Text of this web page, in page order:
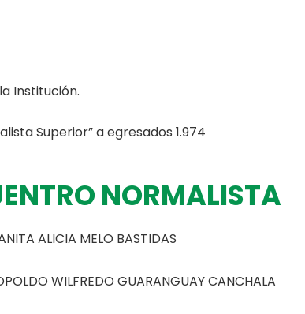
Institución.
Superior” a egresados 1.974
NORMALISTA
ALICIA MELO BASTIDAS
WILFREDO GUARANGUAY CANCHALA